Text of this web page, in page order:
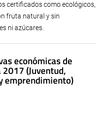
certificados como ecológicos,
fruta natural y sin
ni azúcares.
económicas de
(Juventud,
emprendimiento)